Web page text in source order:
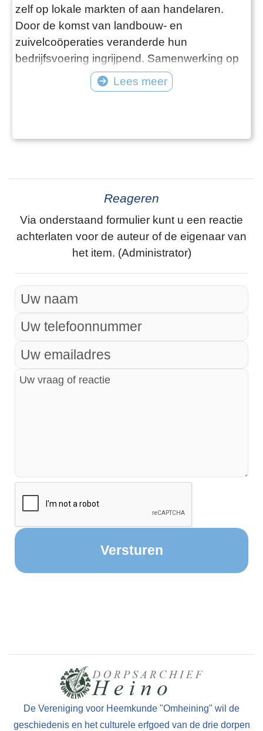
zelf op lokale markten of aan handelaren.
Door de komst van landbouw- en
zuivelcoöperaties veranderde hun
bedrijfsvoering ingrijpend. Samenwerking op
basis van solidariteit was voortaan de
boodschap. De eerste stoomzuivelfabriek in
gebroeders Lugard: handelaren-exporteurs uit
Lees meer
Reageren
Via onderstaand formulier kunt u een reactie
achterlaten voor de auteur of de eigenaar van
het item. (Administrator)
De Vereniging voor Heemkunde "Omheining" wil de
geschiedenis en het culturele erfgoed van de drie dorpen